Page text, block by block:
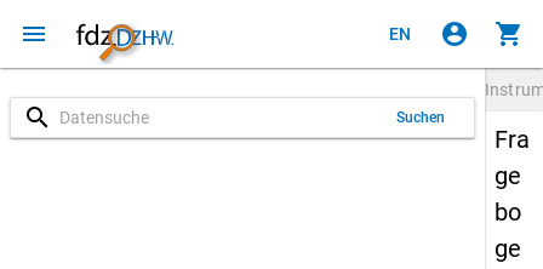
menu EN account_circle shopping_cart
search Suchen
Fra
ge
bo
ge